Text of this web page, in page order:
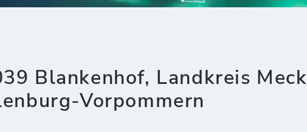
Blankenhof, Landkreis
Vorpommern